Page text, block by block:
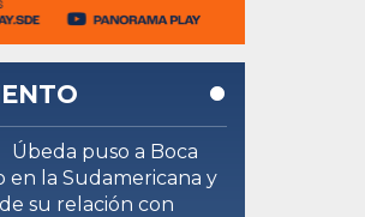
Úbeda puso a Boca
en la Sudamericana y
su relación con